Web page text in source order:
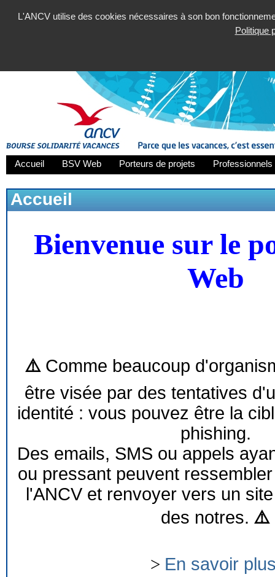
L'ANCV utilise des cookies nécessaires à son bon
Politique
Accueil BSV Web Porteurs de projets
Accueil
Bienvenue sur le
Web
⚠️ Comme beaucoup
être visée par des tentatives
identité : vous pouvez être la
phishing.
Des emails, SMS ou appels
ou pressant peuvent
l'ANCV et renvoyer vers un
des notres. ⚠️
> En savoir